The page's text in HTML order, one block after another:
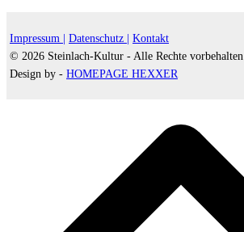
Impressum | Datenschutz |
Kontakt
© 2026 Steinlach-Kultur - Alle Rechte vorbehalten |
Design by - HOMEPAGE HEXXER